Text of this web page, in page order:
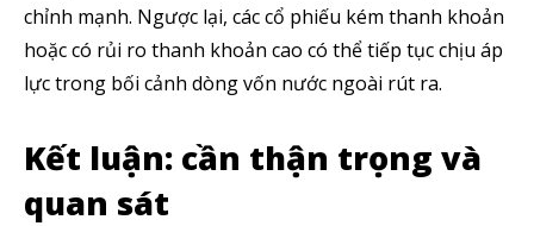
chỉnh mạnh. Ngược lại, các cổ phiếu kém thanh khoản
hoặc có rủi ro thanh khoản cao có thể tiếp tục chịu áp
lực trong bối cảnh dòng vốn nước ngoài rút ra.
Kết luận: cần thận trọng và
quan sát